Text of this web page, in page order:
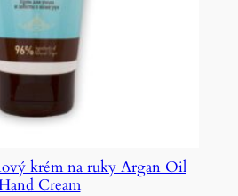
krém na ruky Argan Oil
Cream